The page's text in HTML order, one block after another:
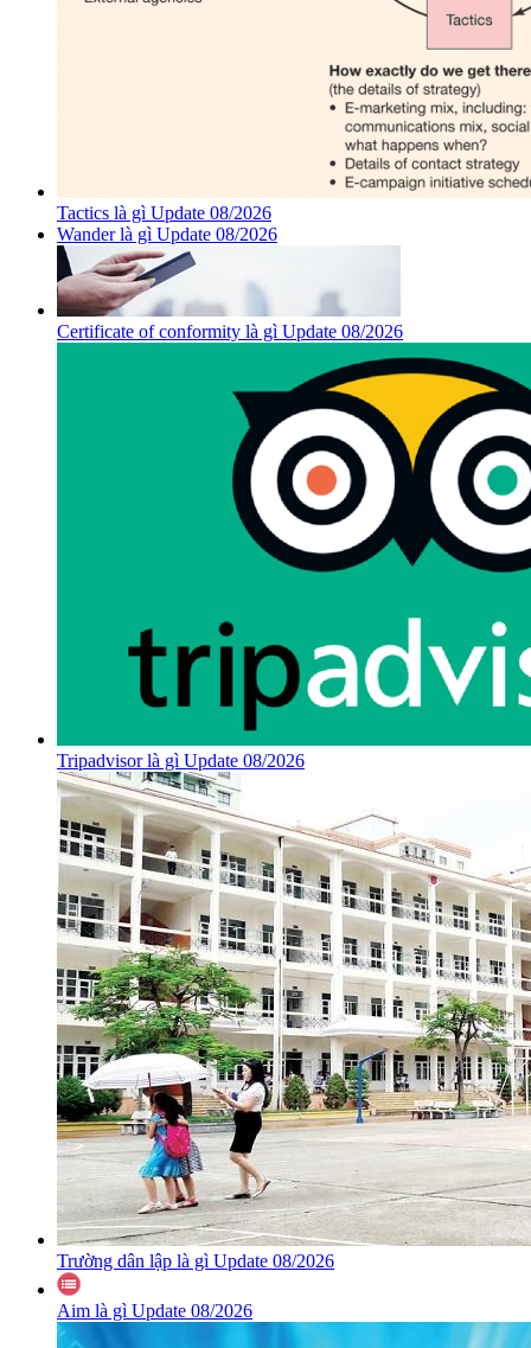
Tactics là gì Update 08/2026
Wander là gì Update 08/2026
Certificate of conformity là gì Update 08/2026
Tripadvisor là gì Update 08/2026
Trường dân lập là gì Update 08/2026
Aim là gì Update 08/2026